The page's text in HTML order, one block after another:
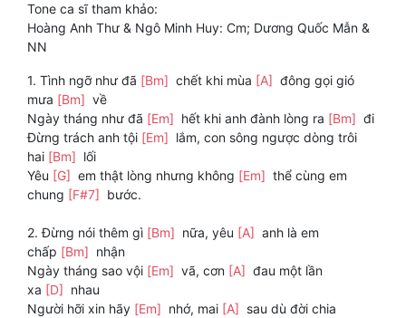
Tone ca sĩ tham khảo:
Hoàng Anh Thư & Ngô Minh Huy: Cm; Dương Quốc Mẫn &
NN
1. Tình ngỡ như đã [Bm] chết khi mùa [A] đông gọi gió
mưa [Bm] về
Ngày tháng như đã [Em] hết khi anh đành lòng ra [Bm] đi
Đừng trách anh tội [Em] lắm, con sông ngược dòng trôi
hai [Bm] lối
Yêu [G] em thật lòng nhưng không [Em] thể cùng em
chung [F#7] bước.
2. Đừng nói thêm gì [Bm] nữa, yêu [A] anh là em
chấp [Bm] nhận
Ngày tháng sao vội [Em] vã, cơn [A] đau một lần
xa [D] nhau
Người hỡi xin hãy [Em] nhớ, mai [A] sau dù đời chia